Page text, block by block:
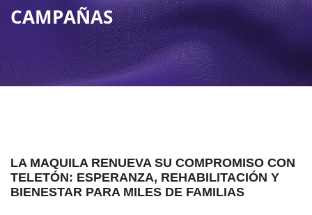
CAMPAÑAS
LA MAQUILA RENUEVA SU COMPROMISO CON
TELETÓN: ESPERANZA, REHABILITACIÓN Y
BIENESTAR PARA MILES DE FAMILIAS